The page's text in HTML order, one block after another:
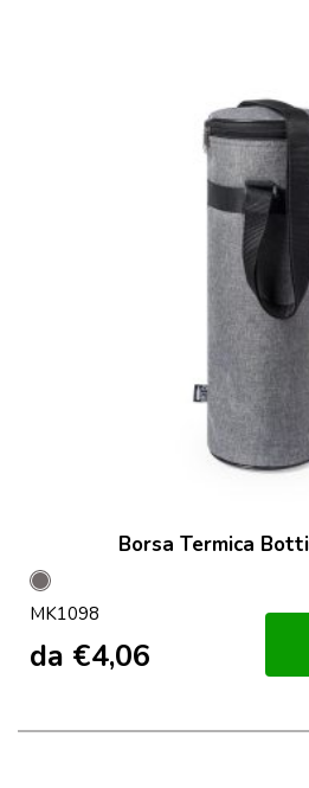
Borsa Termica
Grey
MK1098
da €4,06